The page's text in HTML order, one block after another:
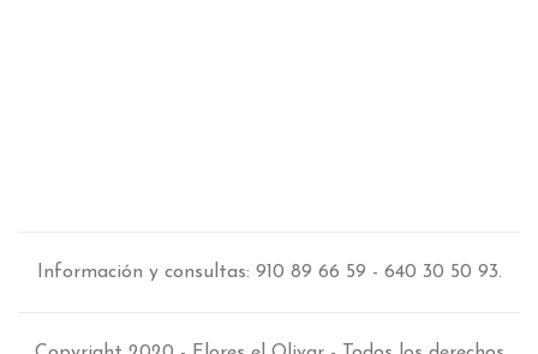
Información y consultas: 910 89 66 59 - 640 30 50 93.